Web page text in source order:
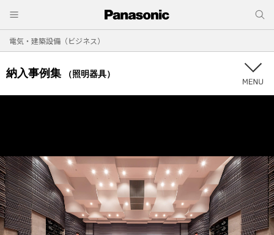
電気・建築設備（ビジネス）
納入事例集 （照明器具）